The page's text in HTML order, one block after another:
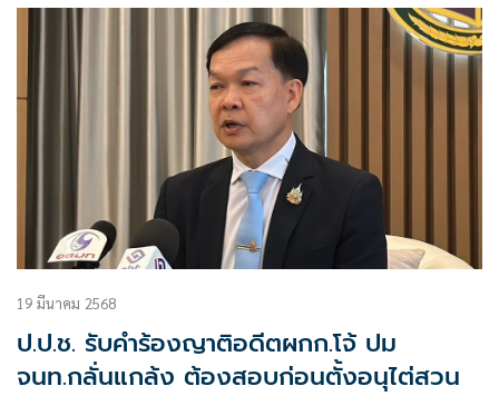
19 มีนาคม 2568
ป.ป.ช. รับคำร้องญาติอดีตผกก.โจ้ ปม
จนท.กลั่นแกล้ง ต้องสอบก่อนตั้งอนุไต่สวน